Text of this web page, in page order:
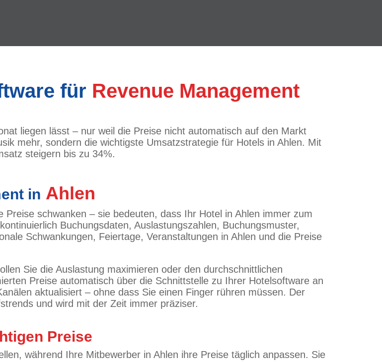
für Revenue Management
liegen lässt – nur weil die Preise nicht automatisch auf den Markt
mehr, sondern die wichtigste Umsatzstrategie für Hotels in Ahlen. Mit
steigern bis zu 34%.
in Ahlen
schwanken – sie bedeuten, dass Ihr Hotel in Ahlen immer zum
Buchungsdaten, Auslastungszahlen, Buchungsmuster,
Schwankungen, Feiertage, Veranstaltungen in Ahlen und die Preise
Sie die Auslastung maximieren oder den durchschnittlichen
Preise automatisch über die Schnittstelle zu Ihrer Hotelsoftware an
aktualisiert – ohne dass Sie einen Finger rühren müssen. Der
und wird mit der Zeit immer präziser.
Preise
während Ihre Mitbewerber in Ahlen ihre Preise täglich anpassen. Sie